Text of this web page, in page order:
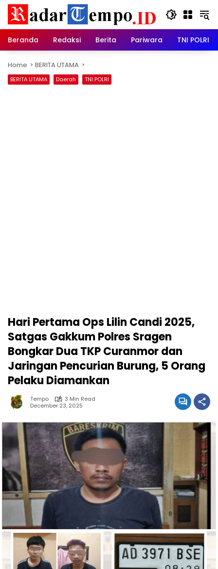
Skip
content
Beranda
Redaksi Berita Pariwara TNI POLRI
Home BERITA UTAMA
BERITA UTAMA Daerah TNI POLRI
Hari Pertama Ops Lilin Candi 2025,
Satgas Gakkum Polres Sragen
Bongkar Dua TKP Curanmor dan
Jaringan Pencurian Burung, 5 Orang
Pelaku Diamankan
Tempo
3 Min Read
December 23, 2025